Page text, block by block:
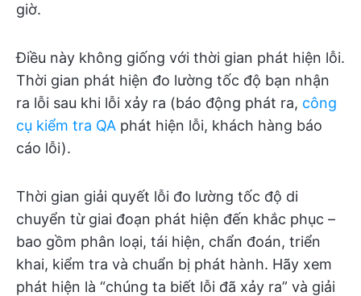
giờ.
Điều này không giống với thời gian phát hiện lỗi.
Thời gian phát hiện đo lường tốc độ bạn nhận
ra lỗi sau khi lỗi xảy ra (báo động phát ra, công
cụ kiểm tra QA phát hiện lỗi, khách hàng báo
cáo lỗi).
Thời gian giải quyết lỗi đo lường tốc độ di
chuyển từ giai đoạn phát hiện đến khắc phục –
bao gồm phân loại, tái hiện, chẩn đoán, triển
khai, kiểm tra và chuẩn bị phát hành. Hãy xem
phát hiện là “chúng ta biết lỗi đã xảy ra” và giải